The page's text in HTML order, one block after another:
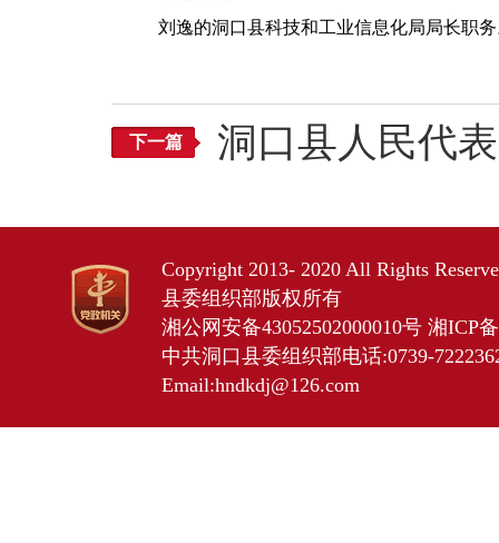
刘逸的洞口县科技和工业信息化局局长职
下一篇 洞口县人民代
Copyright 2013- 2020 All Rights
县委组织部版权所有
湘公网安备43052502000010号 湘ICP
中共洞口县委组织部电话:0739-
Email:hndkdj@126.com